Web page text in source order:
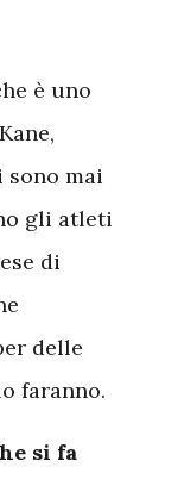
è uno
sono mai
gli atleti
di
delle
faranno.
si fa